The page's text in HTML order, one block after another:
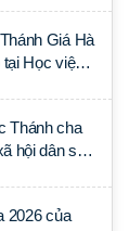
Giá Hà
tại Học viện
Thánh cha
hội dân sự
2026 của